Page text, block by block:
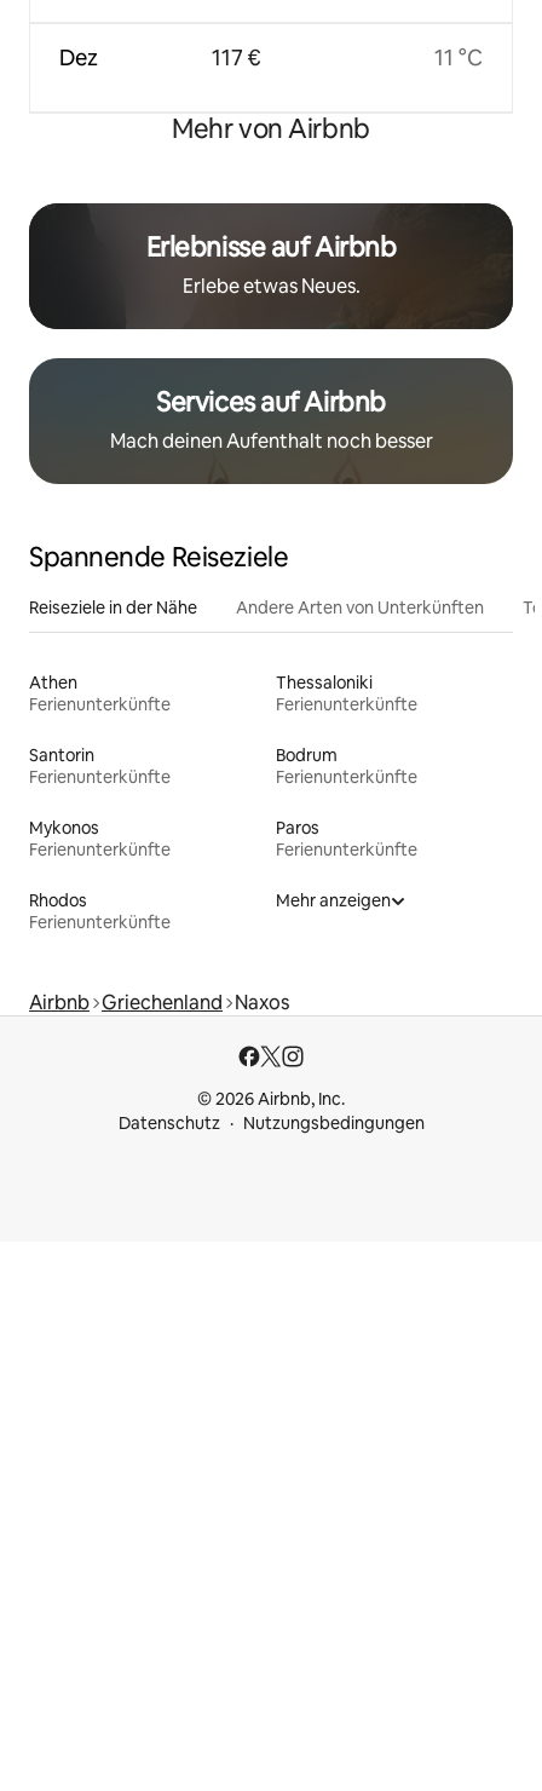
Dez 117 € 11 °C
Mehr von Airbnb
Erlebnisse auf Airbnb
Erlebe etwas Neues.
Services auf Airbnb
Mach deinen Aufenthalt noch besser
Spannende Reiseziele
Reiseziele in der Nähe Andere Arten von Unterkünften
Athen
Ferienunterkünfte
Thessaloniki
Ferienunterkünfte
Santorin
Ferienunterkünfte
Bodrum
Ferienunterkünfte
Mykonos
Ferienunterkünfte
Paros
Ferienunterkünfte
Rhodos
Ferienunterkünfte
Mehr anzeigen
Airbnb Griechenland Naxos
© 2026 Airbnb, Inc.
Datenschutz
Nutzungsbedingungen